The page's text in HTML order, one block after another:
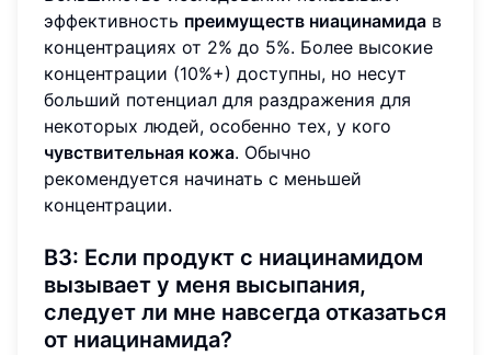
эффективность преимуществ ниацинамида в
концентрациях от 2% до 5%. Более высокие
концентрации (10%+) доступны, но несут
больший потенциал для раздражения для
некоторых людей, особенно тех, у кого
чувствительная кожа. Обычно
рекомендуется начинать с меньшей
концентрации.
В3: Если продукт с ниацинамидом
вызывает у меня высыпания,
следует ли мне навсегда отказаться
от ниацинамида?